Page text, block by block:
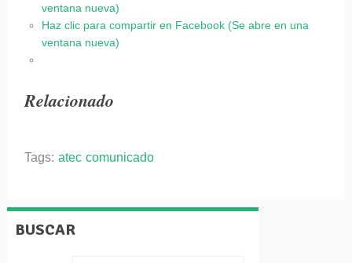
ventana nueva)
Haz clic para compartir en Facebook (Se abre en una
ventana nueva)
Relacionado
Tags: atec comunicado
BUSCAR